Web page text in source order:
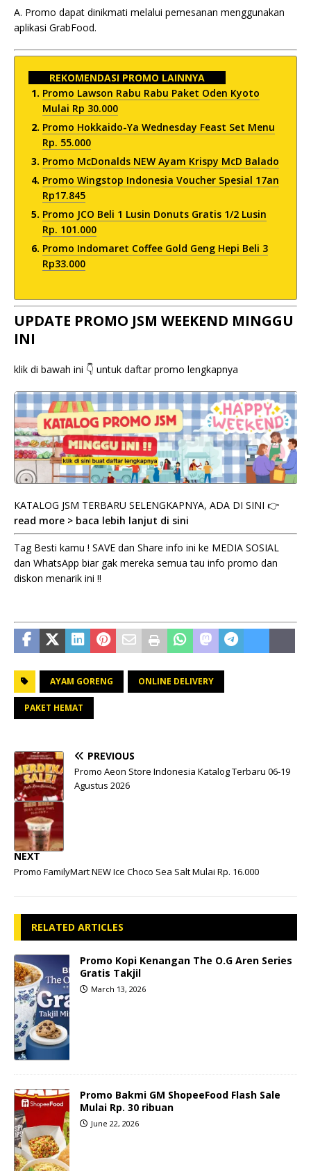
A. Promo dapat dinikmati melalui pemesanan menggunakan
aplikasi GrabFood.
REKOMENDASI PROMO LAINNYA
Promo Lawson Rabu Rabu Paket Oden Kyoto
Mulai Rp 30.000
Promo Hokkaido-Ya Wednesday Feast Set Menu
Rp. 55.000
Promo McDonalds NEW Ayam Krispy McD Balado
Promo Wingstop Indonesia Voucher Spesial 17an
Rp17.845
Promo JCO Beli 1 Lusin Donuts Gratis 1/2 Lusin
Rp. 101.000
Promo Indomaret Coffee Gold Geng Hepi Beli 3
Rp33.000
UPDATE PROMO JSM WEEKEND MINGGU
INI
klik di bawah ini 👇 untuk daftar promo lengkapnya
KATALOG JSM TERBARU SELENGKAPNYA, ADA DI SINI 👉
read more > baca lebih lanjut di sini
Tag Besti kamu ! SAVE dan Share info ini ke MEDIA SOSIAL
dan WhatsApp biar gak mereka semua tau info promo dan
diskon menarik ini !!
AYAM GORENG ONLINE DELIVERY
PAKET HEMAT
PREVIOUS
Promo Aeon Store Indonesia Katalog Terbaru 06-19
Agustus 2026
NEXT
Promo FamilyMart NEW Ice Choco Sea Salt Mulai Rp. 16.000
RELATED ARTICLES
Promo Kopi Kenangan The O.G Aren Series
Gratis Takjil
March 13, 2026
Promo Bakmi GM ShopeeFood Flash Sale
Mulai Rp. 30 ribuan
June 22, 2026